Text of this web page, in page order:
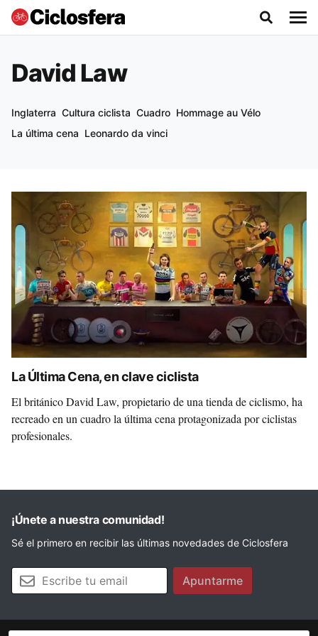
David Law
Inglaterra Cultura ciclista Cuadro Hommage au Vélo
La última cena Leonardo da vinci
La Última Cena, en clave ciclista
El británico David Law, propietario de una tienda de ciclismo, ha
recreado en un cuadro la última cena protagonizada por ciclistas
profesionales.
¡Únete a nuestra comunidad!
Sé el primero en recibir las últimas novedades de Ciclosfera
Tu email Apuntarme